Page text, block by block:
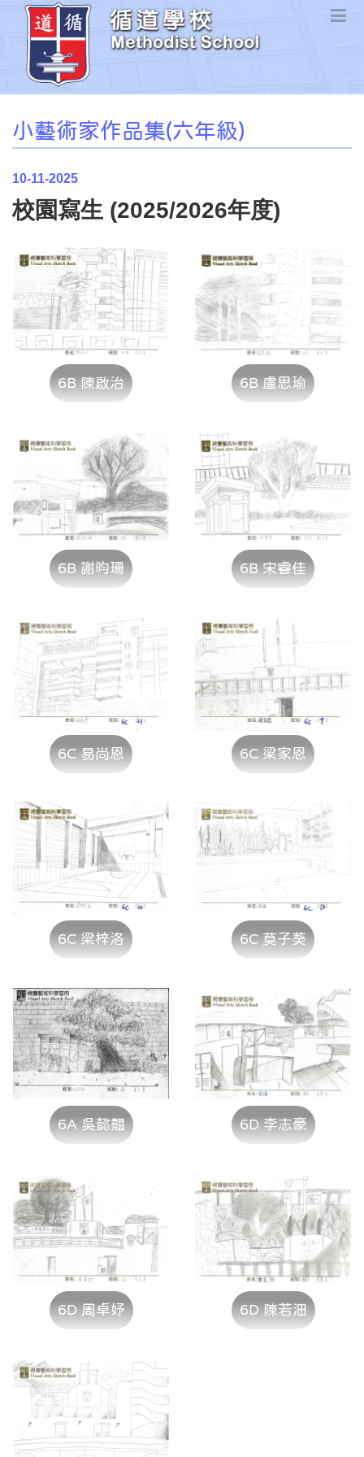
小藝術家作品集(六年級)
10-11-2025
校園寫生 (2025/2026年度)
6B 陳啟治 6B 盧思瑜
6B 謝昀珊 6B 宋睿佳
6C 易尚恩 6C 梁家恩
6C 梁梓洛 6C 莫子葵
6A 吳懿翹 6D 李志豪
6D 周卓妤 6D 陳若沺